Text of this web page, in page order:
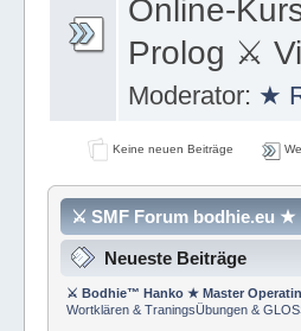
Online-
Prolog ⚔
Moderator: ★
Keine neuen Beiträge
⚔ SMF Forum bodhie.eu
Neueste Beiträge
⚔ Bodhie™ Hanko ★ Master
Wortklären & TraningsÜbungen &